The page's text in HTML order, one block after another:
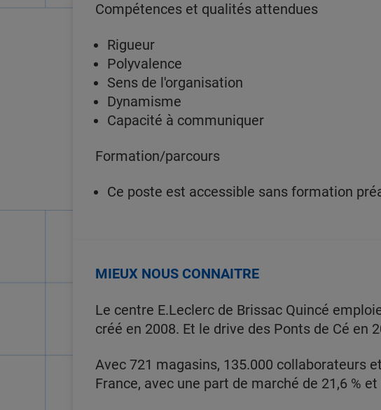
Compétences et qualités attendues
Rigueur
Polyvalence
Sens de l'organisation
Dynamisme
Capacité à communiquer
Formation/parcours
Ce poste est accessible sans formation
MIEUX NOUS CONNAITRE
Le centre E.Leclerc de Brissac Quincé
créé en 2008. Et le drive des Ponts de Cé en
Avec 721 magasins, 135.000 collaborateurs
France, avec une part de marché de 21,6 %